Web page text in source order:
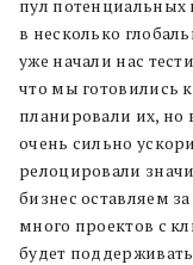
пул потенциальных
в несколько
уже начали нас
что мы готовились
планировали их, но
очень сильно
релоцировали
бизнес оставляем
много проектов с
будет